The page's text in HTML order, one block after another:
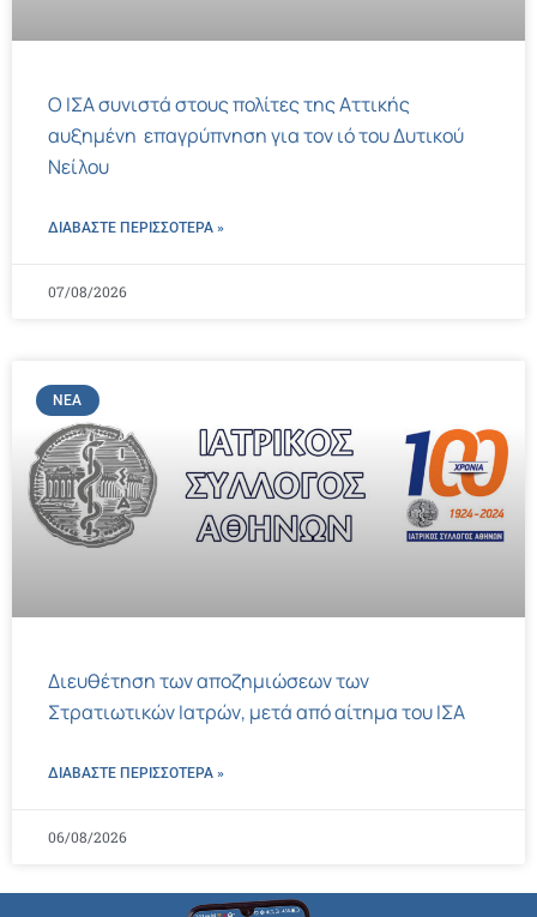
Ο ΙΣΑ συνιστά στους πολίτες της Αττικής
αυξημένη επαγρύπνηση για τον ιό του Δυτικού
Νείλου
ΔΙΑΒΑΣΤΕ ΠΕΡΙΣΣΌΤΕΡΑ »
07/08/2026
ΝΈΑ
Διευθέτηση των αποζημιώσεων των
Στρατιωτικών Ιατρών, μετά από αίτημα του ΙΣΑ
ΔΙΑΒΑΣΤΕ ΠΕΡΙΣΣΌΤΕΡΑ »
06/08/2026